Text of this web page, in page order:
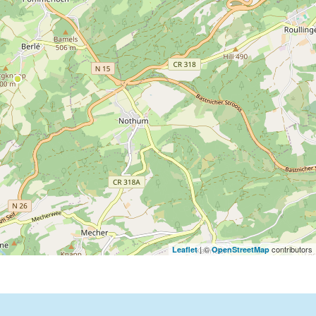
Leaflet| ©OpenStreetMap contributors